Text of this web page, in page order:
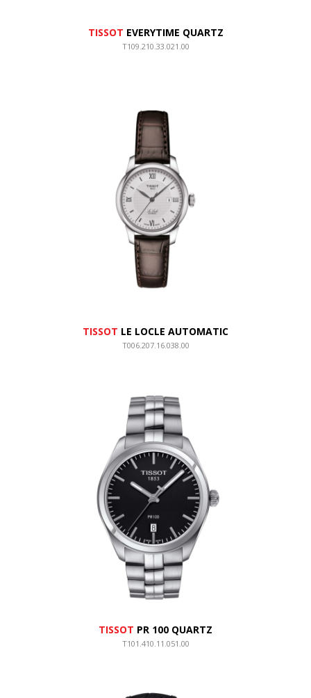
TISSOT EVERYTIME QUARTZ
T109.210.33.021.00
TISSOT LE LOCLE AUTOMATIC
T006.207.16.038.00
TISSOT PR 100 QUARTZ
T101.410.11.051.00